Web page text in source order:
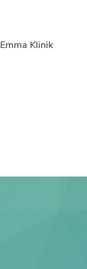
Emma Klinik